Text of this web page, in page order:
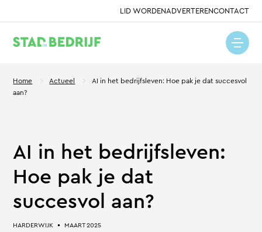
LID WORDENADVERTERENCONTACT
Home Actueel
AI in het bedrijfsleven: Hoe pak je dat succesvol
aan?
AI in het bedrijfsleven:
Hoe pak je dat
succesvol aan?
HARDERWIJK MAART 2025